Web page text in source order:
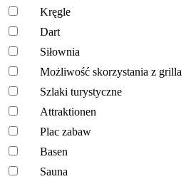
Kręgle
Dart
Siłownia
Możliwość skorzystania z grilla
Szlaki turystyczne
Attraktionen
Plac zabaw
Basen
Sauna